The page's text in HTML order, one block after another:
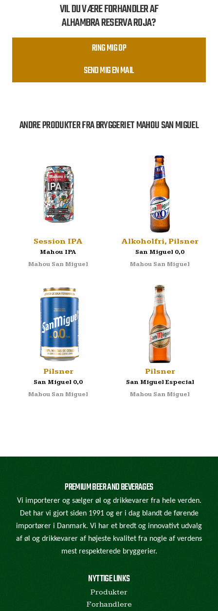
VIL DU VÆRE FORHANDLER AF
ALHAMBRA RESERVA ROJA?
RING MIG OP
SEND MIG EN MAIL
ANDRE PRODUKTER FRA BRYGGERIET MAHOU SAN MIGUEL
Session IPA
Mahou IPA
Mahou San Miguel
Alkoholfri, Pilsner
San Miguel 0,0
Mahou San Miguel
Pilsner
San Miguel 0,0
Mahou San Miguel
Pilsner
San Miguel Especial
Mahou San Miguel
PREMIUM BEER AND BEVERAGES
Vi importerer og sælger øl og drikkevarer fra hele verden.
Det har vi gjort siden 1991 og er i dag blandt de førende
importører i Danmark. Vi har et bredt og innovativt udvalg
af øl og drikkevarer af højeste kvalitet fra nogle af verdens
mest respekterede bryggerier.
NYTTIGE LINKS
Produkter
Forhandlere